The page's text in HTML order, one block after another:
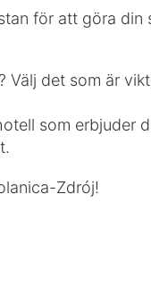
för att göra din
Välj det som är
som erbjuder
Zdrój!